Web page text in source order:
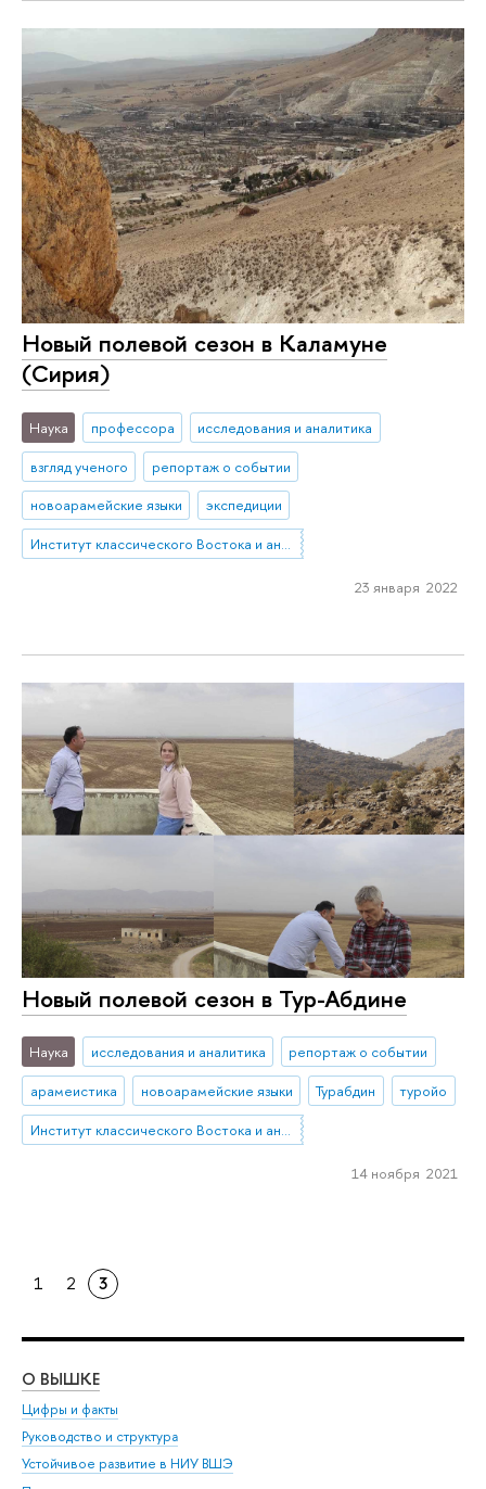
Новый полевой сезон в Каламуне
(Сирия)
Наука профессора
исследования и аналитика
взгляд ученого
репортаж о событии
новоарамейские языки
экспедиции
Институт классического Востока и античности
23 января 2022
Новый полевой сезон в Тур-Абдине
Наука исследования и аналитика
репортаж о событии
арамеистика
новоарамейские языки Турабдин
туройо
Институт классического Востока и античности
14 ноября 2021
1 2 3
О ВЫШКЕ
Цифры и факты
Руководство и структура
Устойчивое развитие в НИУ ВШЭ